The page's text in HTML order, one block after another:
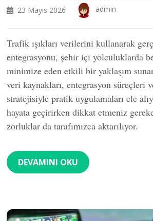
23 Mayıs 2026
admin
Trafik ışıkları verilerini kullanarak
entegrasyonu, şehir içi yolculuklarda
minimize eden etkili bir yaklaşım
veri kaynakları, entegrasyon süreçleri
stratejisiyle pratik uygulamaları ele
hayata geçirirken dikkat etmeniz
zorluklar da tarafımızca aktarılıyor.
DEVAMINI OKU